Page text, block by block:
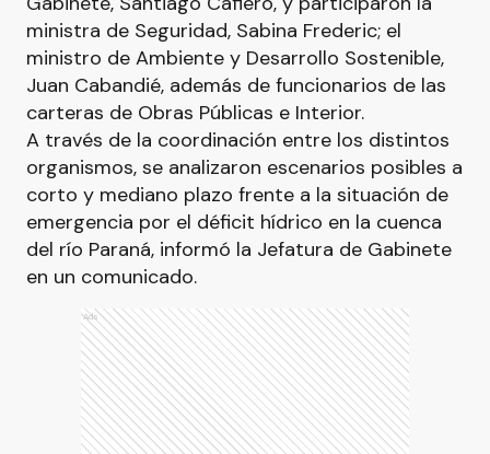
ministra de Seguridad, Sabina Frederic; el
ministro de Ambiente y Desarrollo Sostenible,
Juan Cabandié, además de funcionarios de las
carteras de Obras Públicas e Interior.
A través de la coordinación entre los distintos
organismos, se analizaron escenarios posibles a
corto y mediano plazo frente a la situación de
emergencia por el déficit hídrico en la cuenca
del río Paraná, informó la Jefatura de Gabinete
en un comunicado.
Ads